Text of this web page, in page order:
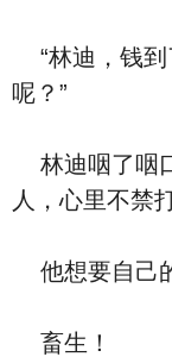
“林迪，钱到
呢？”
林迪咽了咽
人，心里不禁
他想要自己
畜生！